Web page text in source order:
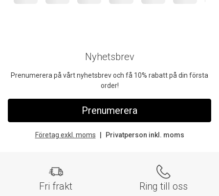
Nyhetsbrev
Prenumerera på vårt nyhetsbrev och få 10% rabatt på din första
order!
Prenumerera
Företag exkl. moms Privatperson inkl. moms
Fri frakt Ring till oss